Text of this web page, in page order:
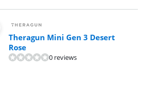
Theragun Mini Gen 3 Desert
Rose
0 reviews